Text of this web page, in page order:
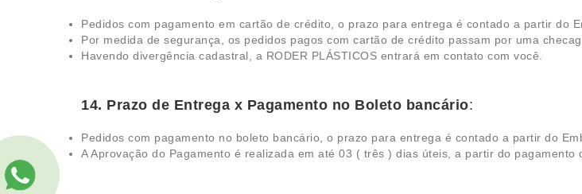
Pedidos com pagamento em cartão de crédito, o prazo para entrega é contado a partir do
Por medida de segurança, os pedidos pagos com cartão de crédito passam por uma
Havendo divergência cadastral, a RODER PLÁSTICOS entrará em contato com você.
14. Prazo de Entrega x Pagamento no Boleto bancário:
Pedidos com pagamento no boleto bancário, o prazo para entrega é contado a partir do
A Aprovação do Pagamento é realizada em até 03 ( três ) dias úteis, a partir do pagamento